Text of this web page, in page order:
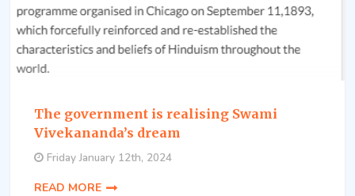
The government is realising Swami
Vivekananda’s dream
Friday January 12th, 2024
READ MORE